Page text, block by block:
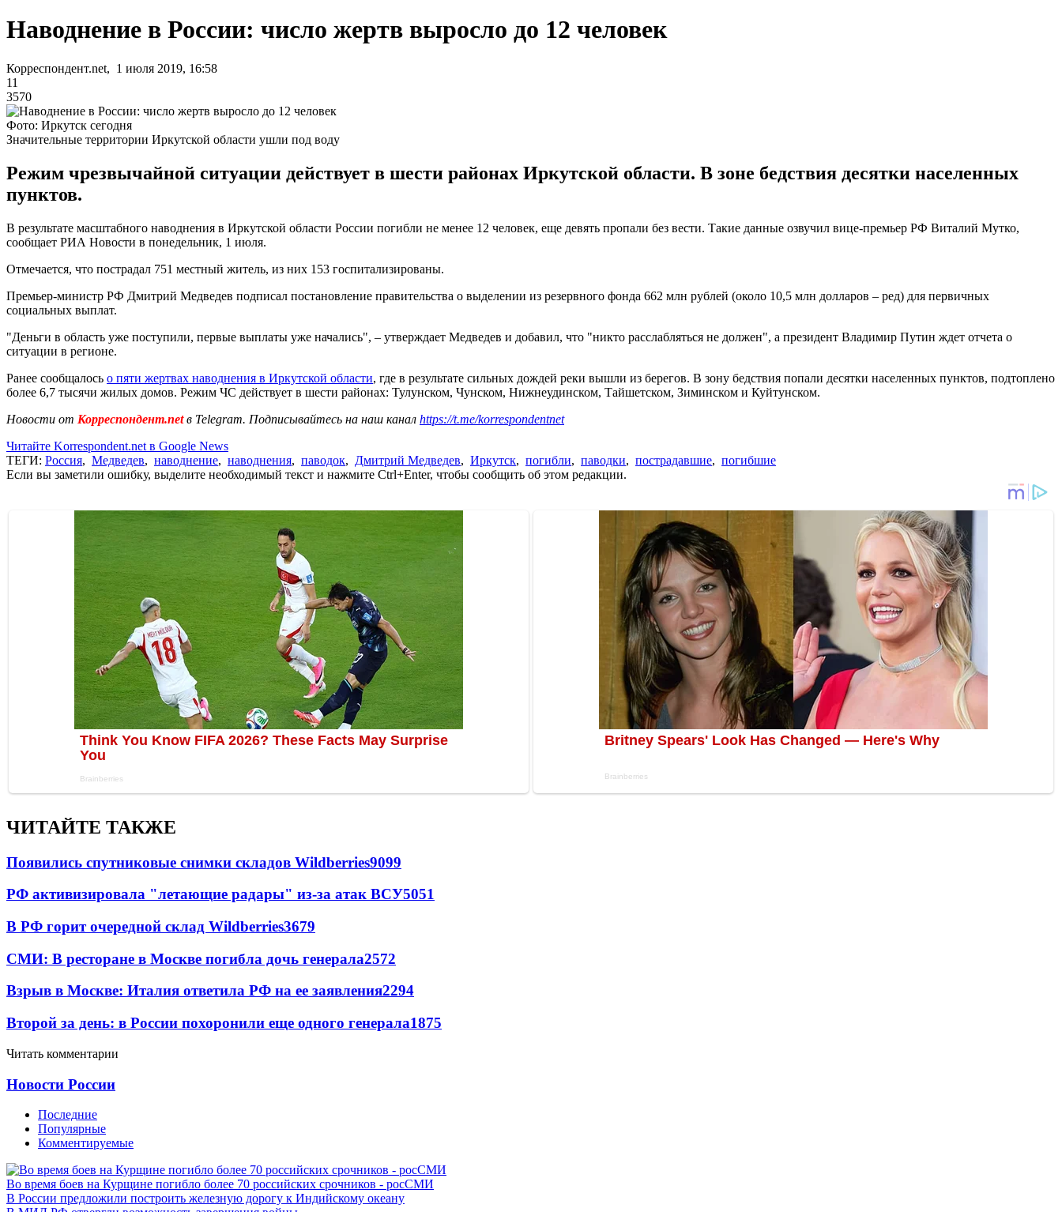
Наводнение в России: число жертв выросло до 12 человек
Корреспондент.net, 1 июля 2019, 16:58
11
3570
Фото: Иркутск сегодня
Значительные территории Иркутской области ушли под воду
Режим чрезвычайной ситуации действует в шести районах Иркутской области. В зоне бедствия десятки населенных
пунктов.
В результате масштабного наводнения в Иркутской области России погибли не менее 12 человек, еще девять пропали без вести. Такие данные озвучил вице-премьер РФ Виталий Мутко,
сообщает РИА Новости в понедельник, 1 июля.
Отмечается, что пострадал 751 местный житель, из них 153 госпитализированы.
Премьер-министр РФ Дмитрий Медведев подписал постановление правительства о выделении из резервного фонда 662 млн рублей (около 10,5 млн долларов – ред) для первичных
социальных выплат.
"Деньги в область уже поступили, первые выплаты уже начались", – утверждает Медведев и добавил, что "никто расслабляться не должен", а президент Владимир Путин ждет отчета о
ситуации в регионе.
Ранее сообщалось о пяти жертвах наводнения в Иркутской области, где в результате сильных дождей реки вышли из берегов. В зону бедствия попали десятки населенных пунктов, подтоплено
более 6,7 тысячи жилых домов. Режим ЧС действует в шести районах: Тулунском, Чунском, Нижнеудинском, Тайшетском, Зиминском и Куйтунском.
Новости от Корреспондент.netв Telegram. Подписывайтесь на наш канал https://t.me/korrespondentnet
Читайте Korrespondent.net в Google News
ТЕГИ: Россия, Медведев, наводнение, наводнения, паводок, Дмитрий Медведев, Иркутск, погибли, паводки, пострадавшие, погибшие
Если вы заметили ошибку, выделите необходимый текст и нажмите Ctrl+Enter, чтобы сообщить об этом редакции.
ЧИТАЙТЕ ТАКЖЕ
Появились спутниковые снимки складов Wildberries9099
РФ активизировала "летающие радары" из-за атак ВСУ5051
В РФ горит очередной склад Wildberries3679
СМИ: В ресторане в Москве погибла дочь генерала2572
Взрыв в Москве: Италия ответила РФ на ее заявления2294
Второй за день: в России похоронили еще одного генерала1875
Читать комментарии
Новости России
Последние
Популярные
Комментируемые
Во время боев на Курщине погибло более 70 российских срочников - росСМИ
В России предложили построить железную дорогу к Индийскому океану